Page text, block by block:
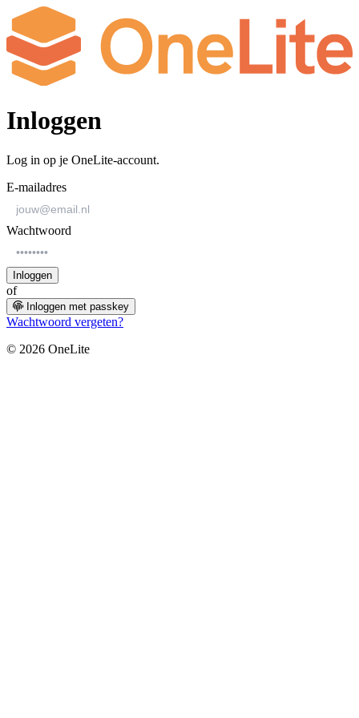
Inloggen
Log in op je OneLite-account.
E-mailadres
Wachtwoord
Inloggen
of
Inloggen met passkey
Wachtwoord vergeten?
© 2026 OneLite